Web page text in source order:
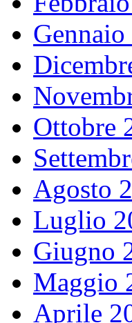
Ottobre
Agosto
Luglio
Giugno
Maggio
Aprile